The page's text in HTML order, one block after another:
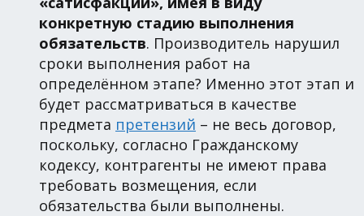
конкретную стадию выполнения
обязательств. Производитель нарушил
сроки выполнения работ на
определённом этапе? Именно этот этап и
будет рассматриваться в качестве
предмета претензий – не весь договор,
поскольку, согласно Гражданскому
кодексу, контрагенты не имеют права
требовать возмещения, если
обязательства были выполнены.